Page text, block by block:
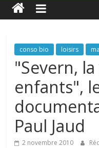
Santé
La
santé
toute
famille
conso bio loisirs
"Severn,
enfants",
Paul Jaud
2 novembre 2010